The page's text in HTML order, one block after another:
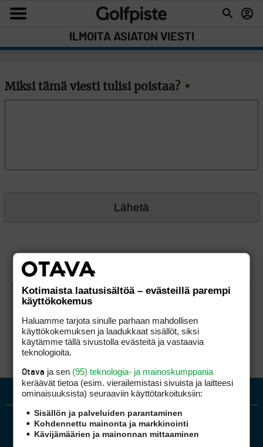
ILMOITA ASIATON VIESTI
Miksi tämä viesti tulisi poistaa? *
Kotimaista laatusisältöä – evästeillä parempi
käyttökokemus
Haluamme tarjota sinulle parhaan mahdollisen
käyttökokemuksen ja laadukkaat sisällöt, siksi
käytämme tällä sivustolla evästeitä ja vastaavia
teknologioita.
Otava ja sen (95) teknologia- ja mainoskumppania
keräävät tietoa (esim. vierailemis­tasi sivuista ja laitteesi
ominaisuuk­sista) seuraaviin käyttötarkoituksiin:
Sisällön ja palveluiden parantaminen
Kohdennettu mainonta ja markkinointi
Kävijämäärien ja mainonnan mittaaminen